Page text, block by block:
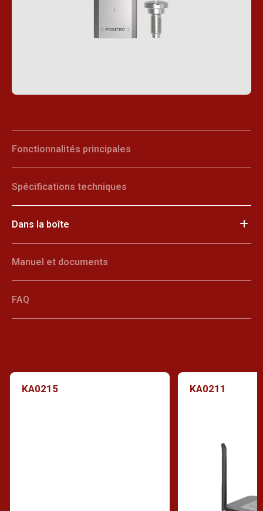
Fonctionnalités principales
Spécifications techniques
Dans la boîte
Manuel et documents
FAQ
KA0215 KA0211